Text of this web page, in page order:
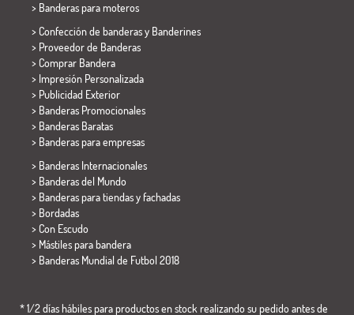
> Banderas para moteros
> Confección de banderas y Banderines
> Proveedor de Banderas
> Comprar Bandera
> Impresión Personalizada
> Publicidad Exterior
> Banderas Promocionales
> Banderas Baratas
> Banderas para empresas
> Banderas Internacionales
> Banderas del Mundo
> Banderas para tiendas y fachadas
> Bordadas
> Con Escudo
> Mástiles para bandera
> Banderas Mundial de Futbol 2018
* 1/2 días hábiles para productos en stock realizando su pedido antes de